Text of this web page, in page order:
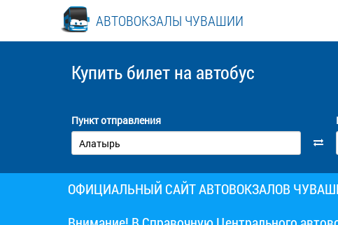
АВТОВОКЗАЛЫ ЧУВАШИИ
Купить билет на автобус
Пункт отправления
ОФИЦИАЛЬНЫЙ САЙТ АВТОВОКЗАЛОВ